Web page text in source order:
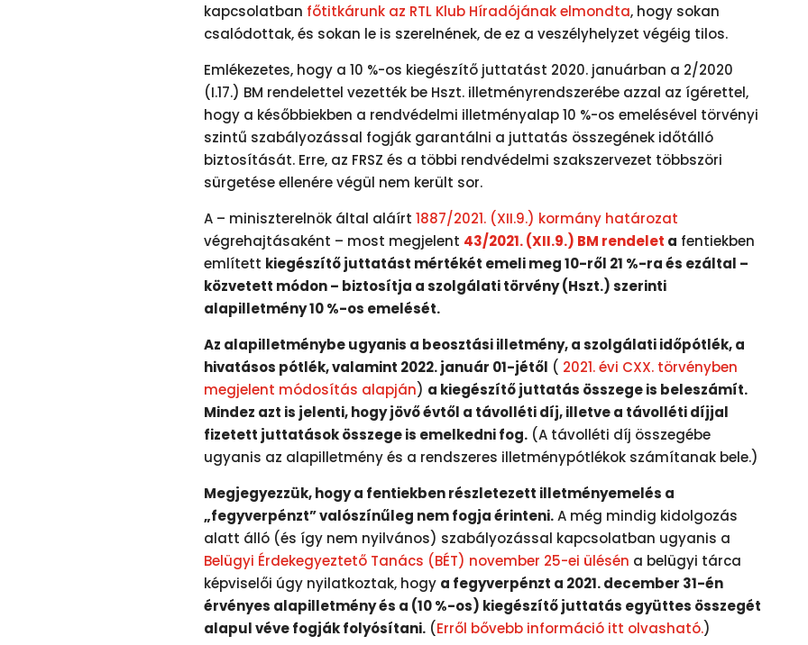
kapcsolatban főtitkárunk az RTL Klub Híradójának elmondta, hogy sokan
csalódottak, és sokan le is szerelnének, de ez a veszélyhelyzet végéig tilos.
Emlékezetes, hogy a 10 %-os kiegészítő juttatást 2020. januárban a 2/2020
(I.17.) BM rendelettel vezették be Hszt. illetményrendszerébe azzal az ígérettel,
hogy a későbbiekben a rendvédelmi illetményalap 10 %-os emelésével törvényi
szintű szabályozással fogják garantálni a juttatás összegének időtálló
biztosítását. Erre, az FRSZ és a többi rendvédelmi szakszervezet többszöri
sürgetése ellenére végül nem került sor.
A – miniszterelnök által aláírt 1887/2021. (XII.9.) kormány határozat
végrehajtásaként – most megjelent 43/2021. (XII.9.) BM rendelet a fentiekben
említett kiegészítő juttatást mértékét emeli meg 10-ről 21 %-ra és ezáltal –
közvetett módon – biztosítja a szolgálati törvény (Hszt.) szerinti
alapilletmény 10 %-os emelését.
Az alapilletménybe ugyanis a beosztási illetmény, a szolgálati időpótlék, a
hivatásos pótlék, valamint 2022. január 01-jétől ( 2021. évi CXX. törvényben
megjelent módosítás alapján) a kiegészítő juttatás összege is beleszámít.
Mindez azt is jelenti, hogy jövő évtől a távolléti díj, illetve a távolléti díjjal
fizetett juttatások összege is emelkedni fog.(A távolléti díj összegébe
ugyanis az alapilletmény és a rendszeres illetménypótlékok számítanak bele.)
Megjegyezzük, hogy a fentiekben részletezett illetményemelés a
„fegyverpénzt” valószínűleg nem fogja érinteni.A még mindig kidolgozás
alatt álló (és így nem nyilvános) szabályozással kapcsolatban ugyanis a
Belügyi Érdekegyeztető Tanács (BÉT) november 25-ei ülésén a belügyi tárca
képviselői úgy nyilatkoztak, hogy a fegyverpénzt a 2021. december 31-én
érvényes alapilletmény és a (10 %-os) kiegészítő juttatás együttes összegét
alapul véve fogják folyósítani.(Erről bővebb információ itt olvasható.)